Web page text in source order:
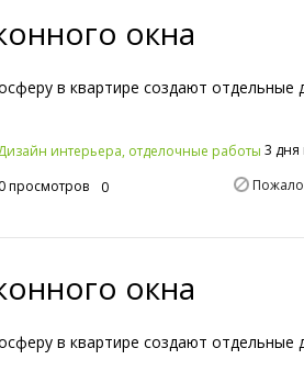
окна
в квартире создают отдельные
интерьера, отделочные работы 3 дня
просмотров 0
окна
в квартире создают отдельные